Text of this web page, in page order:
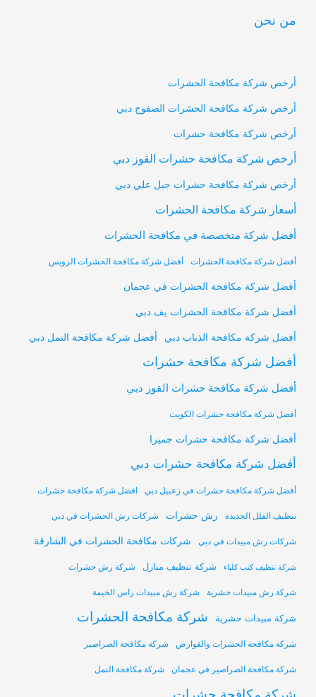
من نحن
أرخص شركة مكافحة الحشرات
أرخص شركة مكافحة الحشرات الصفوح دبي
أرخص شركة مكافحة حشرات
أرخص شركة مكافحة حشرات القوز دبي
أرخص شركة مكافحة حشرات جبل علي دبي
أسعار شركة مكافحة الحشرات
أفضل شركة متخصصة في مكافحة الحشرات
أفضل شركة مكافحة الحشرات أفضل شركة مكافحة الحشرات الرويس
أفضل شركة مكافحة الحشرات في عجمان
أفضل شركة مكافحة الحشرات يف دبي
أفضل شركة مكافحة الذباب دبي أفضل شركة مكافحة النمل دبي
أفضل شركة مكافحة حشرات
أفضل شركة مكافحة حشرات القوز دبي
أفضل شركة مكافحة حشرات الكويت
أفضل شركة مكافحة حشرات جميرا
أفضل شركة مكافحة حشرات دبي
أفضل شركة مكافحة حشرات في زعبيل دبي افضل شركة مكافحة حشرات
تنظيف الفلل الجديدة رش حشرات شركات رش الحشرات في دبي
شركات رش مبيدات في دبي شركات مكافحة الحشرات في الشارقة
شركة تنظيف كنب كلباء شركة تنظيف منازل شركة رش حشرات
شركة رش مبيدات حشرية شركة رش مبيدات راس الخيمة
شركة مبيدات حشرية شركة مكافحة الحشرات
شركة مكافحة الحشرات والقوارض شركة مكافحة الصراصير
شركة مكافحة الصراصير في عجمان شركة مكافحة النمل